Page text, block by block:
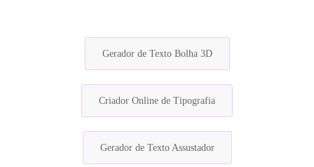
Gerador de Texto Bolha 3D
Criador Online de Tipografia
Gerador de Texto Assustador